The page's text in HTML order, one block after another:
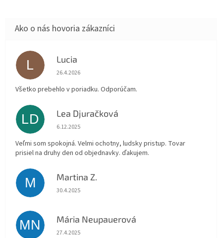
L Lucia
Hodnotenie obchodu je 5 z 5 hviezdičiek.
26.4.2026
Všetko prebehlo v poriadku. Odporúčam.
LD Lea Djuračková
Hodnotenie obchodu je 5 z 5 hviezdičiek.
6.12.2025
Veľmi som spokojná. Velmi ochotny, ludsky pristup. Tovar
prisiel na druhy den od objednavky. ďakujem.
M Martina Z.
Hodnotenie obchodu je 5 z 5 hviezdičiek.
30.4.2025
MN Mária Neupauerová
Hodnotenie obchodu je 5 z 5 hviezdičiek.
27.4.2025